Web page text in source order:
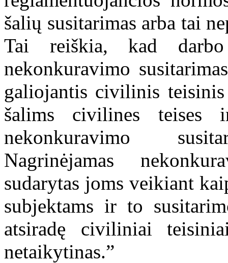
šalių susitarimas arba tai
Tai reiškia, kad darbo
nekonkuravimo
galiojantis civilinis
šalims civilines teises
nekonkuravimo
Nagrinėjamas
sudarytas joms veikiant
subjektams ir to
atsiradę civiliniai
netaikytinas.”